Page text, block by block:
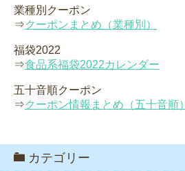
業種別クーポン
⇒クーポンまとめ（業種別）
福袋2022
⇒食品系福袋2022カレンダー
五十音順クーポン
⇒クーポン情報まとめ（五十音順）
カテゴリー